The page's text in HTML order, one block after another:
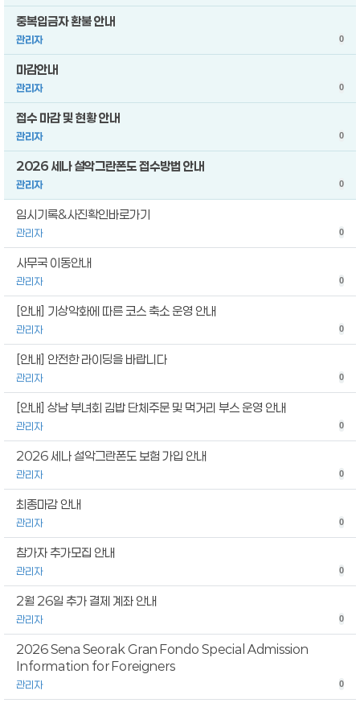
중복입금자 환불 안내
관리자 0
마감안내
관리자 0
접수 마감 및 현황 안내
관리자 0
2026 세나 설악그란폰도 접수방법 안내
관리자 0
임시기록&사진확인바로가기
관리자 0
사무국 이동안내
관리자 0
[안내] 기상악화에 따른 코스 축소 운영 안내
관리자 0
[안내] 안전한 라이딩을 바랍니다
관리자 0
[안내] 상남 부녀회 김밥 단체주문 및 먹거리 부스 운영 안내
관리자 0
2026 세나 설악그란폰도 보험 가입 안내
관리자 0
최종마감 안내
관리자 0
참가자 추가모집 안내
관리자 0
2월 26일 추가 결제 계좌 안내
관리자 0
2026 Sena Seorak Gran Fondo Special Admission
Information for Foreigners
관리자 0